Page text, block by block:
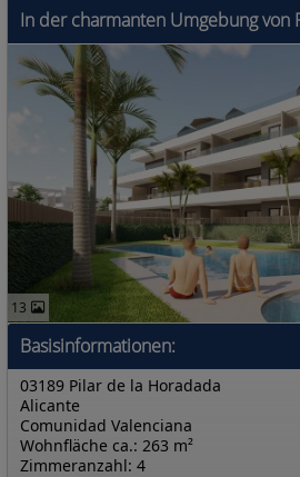
13
Basisinformationen:
03189 Pilar de la Horadada
Alicante
Comunidad Valenciana
Wohnfläche ca.: 263 m²
Zimmeranzahl: 4